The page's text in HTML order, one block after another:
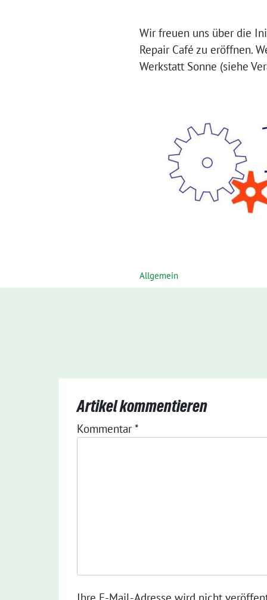
Wir freuen uns über die
Repair Café zu eröffnen.
Werkstatt Sonne (siehe
Allgemein
Artikel kommentieren
Kommentar*